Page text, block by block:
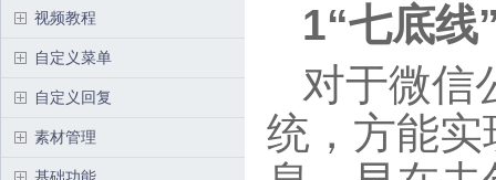
视频教程
自定义菜单
自定义回复
素材管理
1“七底线
对于微信
统，方能